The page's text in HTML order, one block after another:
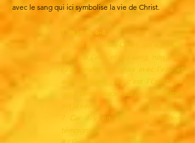
avec le sang qui ici symbolise la vie de Christ.
1 Jean 5, 6-8
6 C’est lui, Jésus-Christ, qui est venu
avec de l’eau et du sang, non avec
l’eau seulement, mais avec l’eau et
avec le sang ; et c’est l’Esprit qui
rend témoignage, parce que l’Esprit
est la vérité.
7 Car il y en a trois qui rendent
témoignage :